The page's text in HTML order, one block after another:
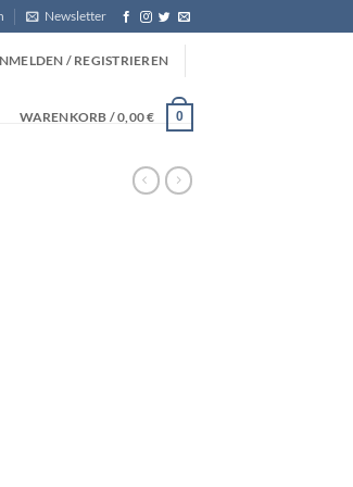
Newsletter
/ REGISTRIEREN
WARENKORB /0,00€ 0